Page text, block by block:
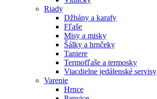
Riady
Džbány a karafy
Fľaše
Misy a misky
Šálky a hrnčeky
Taniere
Termofľaše a termosky
Viacdielne jedálenské servisy
Varenie
Hrnce